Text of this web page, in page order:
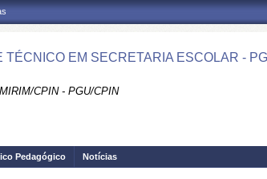
TÉCNICO EM SECRETARIA ESCOLAR -
CPIN - PGU/CPIN
Pedagógico Notícias